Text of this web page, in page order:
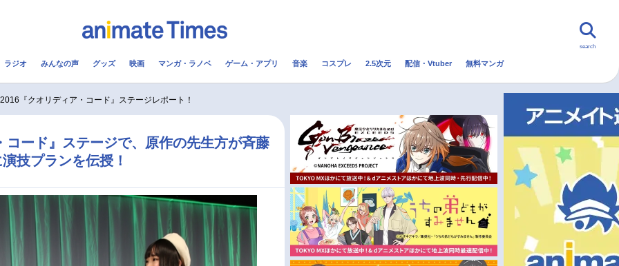
コスプレ 2.5次元 配信・Vtuber トレンド 無料マンガ
実写化映画一覧
今期アニメ曜日別一覧 秋アニメ
冬アニメ
FOLLOW US
search
ラジオ みんなの声 グッズ 映画 マンガ・ラノベ ゲーム・アプリ 音楽 コスプレ 2.5次元 配信・Vtuber 無料マンガ
『クオリディア・コード』ステージレポート！
コード』ステージで、原作の先生方が斉藤
技プランを伝授！